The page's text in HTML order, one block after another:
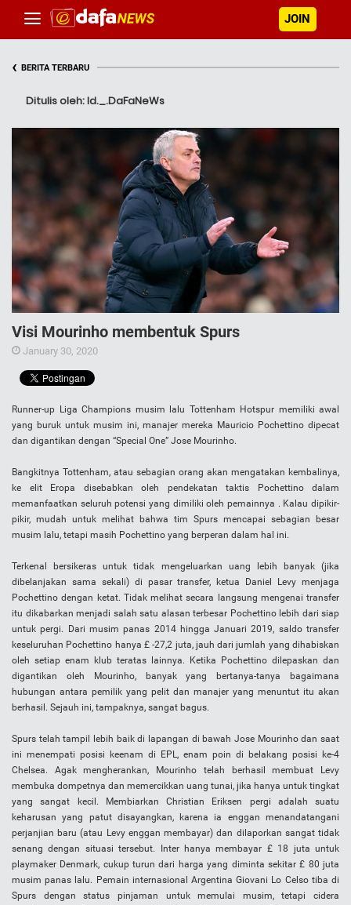
JOIN
‹ BERITA TERBARU
Ditulis oleh: Id._.DaFaNeWs
Visi Mourinho membentuk Spurs
January 30, 2020
Runner-up Liga Champions musim lalu Tottenham Hotspur memiliki awal
yang buruk untuk musim ini, manajer mereka Mauricio Pochettino dipecat
dan digantikan dengan “Special One” Jose Mourinho.
Bangkitnya Tottenham, atau sebagian orang akan mengatakan kembalinya,
ke elit Eropa disebabkan oleh pendekatan taktis Pochettino dalam
memanfaatkan seluruh potensi yang dimiliki oleh pemainnya . Kalau dipikir-
pikir, mudah untuk melihat bahwa tim Spurs mencapai sebagian besar
musim lalu, tetapi masih Pochettino yang berperan dalam hal ini.
Terkenal bersikeras untuk tidak mengeluarkan uang lebih banyak (jika
dibelanjakan sama sekali) di pasar transfer, ketua Daniel Levy menjaga
Pochettino dengan ketat. Tidak melihat secara langsung mengenai transfer
itu dikabarkan menjadi salah satu alasan terbesar Pochettino lebih dari siap
untuk pergi. Dari musim panas 2014 hingga Januari 2019, saldo transfer
keseluruhan Pochettino hanya £ -27,2 juta, jauh dari jumlah yang dihabiskan
oleh setiap enam klub teratas lainnya. Ketika Pochettino dilepaskan dan
digantikan oleh Mourinho, banyak yang bertanya-tanya bagaimana
hubungan antara pemilik yang pelit dan manajer yang menuntut itu akan
berhasil. Sejauh ini, tampaknya, sangat bagus.
Spurs telah tampil lebih baik di lapangan di bawah Jose Mourinho dan saat
ini menempati posisi keenam di EPL, enam poin di belakang posisi ke-4
Chelsea. Agak mengherankan, Mourinho telah berhasil membuat Levy
membuka dompetnya dan memercikkan uang tunai, jika hanya untuk tingkat
yang sangat kecil. Membiarkan Christian Eriksen pergi adalah suatu
keharusan yang patut disayangkan, karena ia enggan menandatangani
perjanjian baru (atau Levy enggan membayar) dan dilaporkan sangat tidak
senang dengan situasi tersebut. Inter hanya membayar £ 18 juta untuk
playmaker Denmark, cukup turun dari harga yang diminta sekitar £ 80 juta
musim panas lalu. Pemain internasional Argentina Giovani Lo Celso tiba di
Spurs dengan status pinjaman untuk memulai musim, tetapi cidera